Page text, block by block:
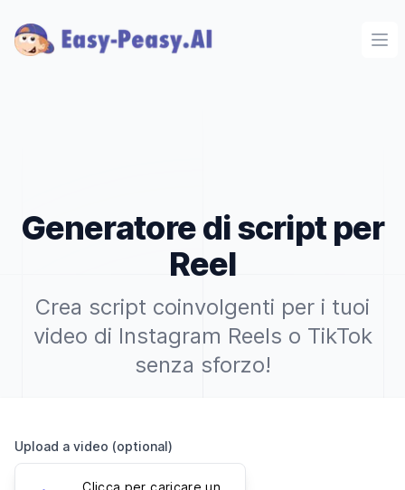
Generatore di script per
Reel
Crea script coinvolgenti per i tuoi
video di Instagram Reels o TikTok
senza sforzo!
Upload a video (optional)
Clicca per caricare un